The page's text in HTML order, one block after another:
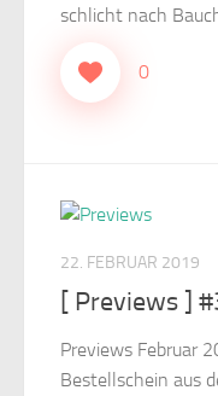
schlicht nach
0
22. FEBRUAR 2019
[ Previews ]
Previews Februar
Bestellschein aus